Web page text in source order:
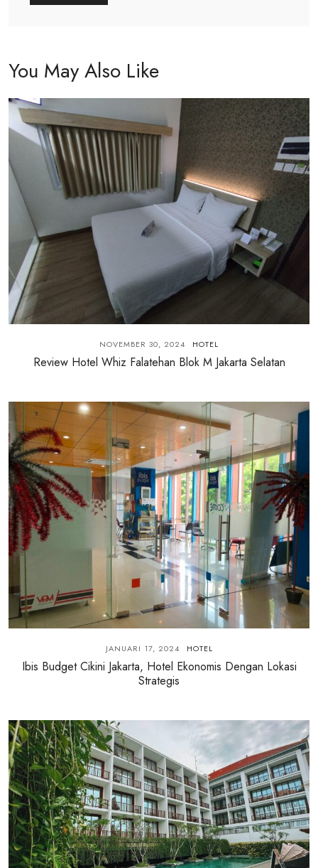
You May Also Like
NOVEMBER 30, 2024 HOTEL
Review Hotel Whiz Falatehan Blok M Jakarta Selatan
JANUARI 17, 2024 HOTEL
Ibis Budget Cikini Jakarta, Hotel Ekonomis Dengan Lokasi
Strategis